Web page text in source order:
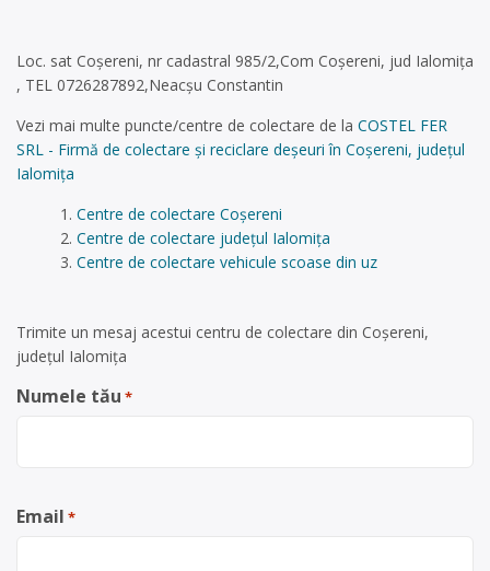
Loc. sat Coșereni, nr cadastral 985/2,Com Coșereni, jud Ialomița
, TEL 0726287892,Neacșu Constantin
Vezi mai multe puncte/centre de colectare de la COSTEL FER
SRL - Firmă de colectare și reciclare deșeuri în Coșereni, județul
Ialomița
Centre de colectare Coșereni
Centre de colectare județul Ialomița
Centre de colectare vehicule scoase din uz
Trimite un mesaj acestui centru de colectare din Coșereni,
județul Ialomița
Numele tău *
Email *